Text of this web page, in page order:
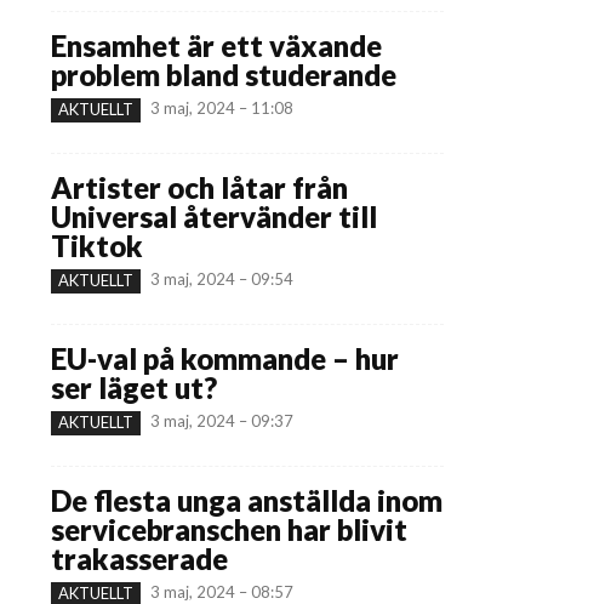
Ensamhet är ett växande
problem bland studerande
AKTUELLT 3 maj, 2024 – 11:08
Artister och låtar från
Universal återvänder till
Tiktok
AKTUELLT 3 maj, 2024 – 09:54
EU-val på kommande – hur
ser läget ut?
AKTUELLT 3 maj, 2024 – 09:37
De flesta unga anställda inom
servicebranschen har blivit
trakasserade
AKTUELLT 3 maj, 2024 – 08:57